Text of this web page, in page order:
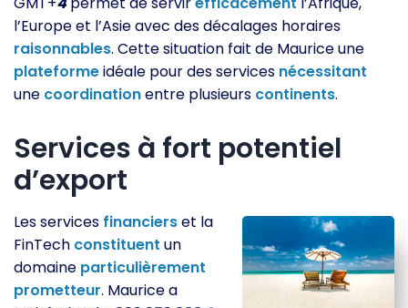
l’Europe et l’Asie avec des décalages horaires
raisonnables. Cette situation fait de Maurice une
plateformeidéale pour des services nécessitant
une coordinationentre plusieurs continents.
Services à fort potentiel
d’export
Les services financierset la
FinTech constituent un
domaine particulièrement
prometteur. Maurice a